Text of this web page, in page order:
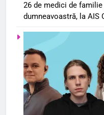
26 de medici de
dumneavoastră, la AIS